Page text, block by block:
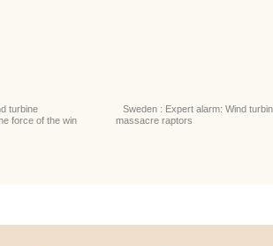
turbine
force of the win
Sweden : Expert alarm: Wind
massacre raptors